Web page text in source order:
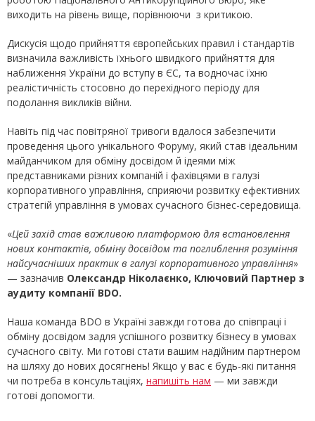
виходить на рівень вище, порівнюючи з критикою.
Дискусія щодо прийняття європейських правил і стандартів
визначила важливість їхнього швидкого прийняття для
наближення України до вступу в ЄС, та водночас їхню
реалістичність стосовно до перехідного періоду для
подолання викликів війни.
Навіть під час повітряної тривоги вдалося забезпечити
проведення цього унікального Форуму, який став ідеальним
майданчиком для обміну досвідом й ідеями між
представниками різних компаній і фахівцями в галузі
корпоративного управління, сприяючи розвитку ефективних
стратегій управління в умовах сучасного бізнес-середовища.
«Цей захід став важливою платформою для встановлення
нових контактів, обміну досвідом та поглиблення розуміння
найсучасніших практик в галузі корпоративного управління»
— зазначив Олександр Ніколаєнко, Ключовий Партнер з
аудиту компанії BDO.
Наша команда BDO в Україні завжди готова до співпраці і
обміну досвідом задля успішного розвитку бізнесу в умовах
сучасного світу. Ми готові стати вашим надійним партнером
на шляху до нових досягнень! Якщо у вас є будь-які питання
чи потреба в консультаціях, напишіть нам — ми завжди
готові допомогти.